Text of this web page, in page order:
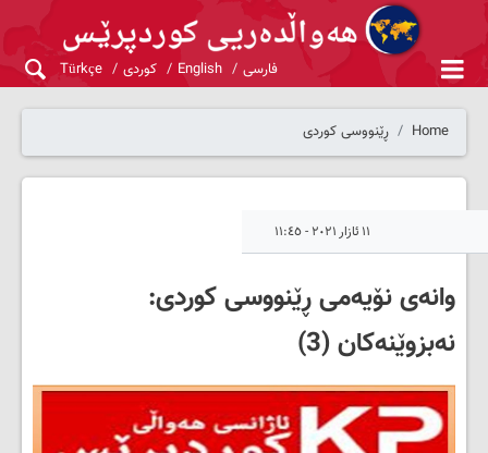
فارسی English کوردی Türkçe
Home ڕێنووسی کوردی
١١ ئازار ٢٠٢١ - ١١:٤٥
وانەی نۆیەمی ڕێنووسی کوردی:
نەبزوێنەکان (3)